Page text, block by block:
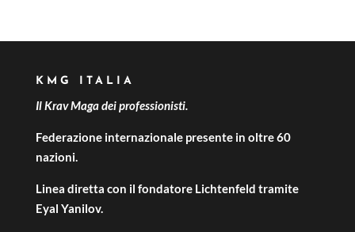
KMG ITALIA
Il Krav Maga dei professionisti.
Federazione internazionale presente in oltre 60
nazioni.
Linea diretta con il fondatore Lichtenfeld tramite
Eyal Yanilov.